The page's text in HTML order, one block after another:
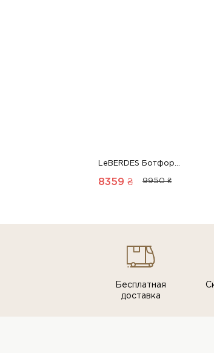
8359 ₴ 9950 ₴
Бесплатная
доставка